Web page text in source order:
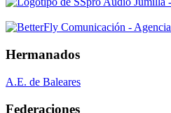
Hermanados
A.E. de Baleares
Federaciones